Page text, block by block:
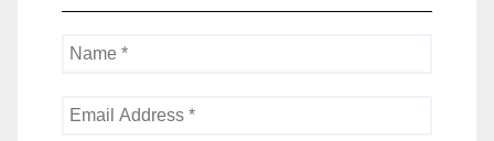
Name
Email